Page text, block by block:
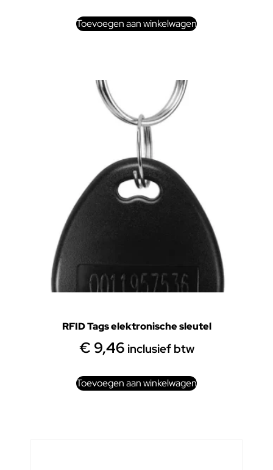
Toevoegen aan winkelwagen
RFID Tags elektronische sleutel
€ 9,46 inclusief btw
Toevoegen aan winkelwagen